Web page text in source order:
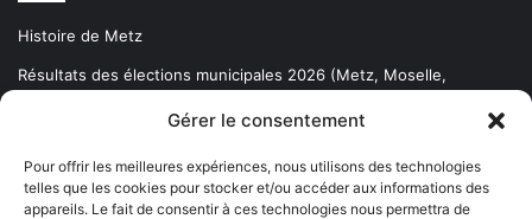
Gérer le consentement
Pour offrir les meilleures expériences, nous utilisons des technologies
telles que les cookies pour stocker et/ou accéder aux informations des
appareils. Le fait de consentir à ces technologies nous permettra de
Histoire de Metz
Résultats des élections municipales 2026 (Metz, Moselle,
Newsletter gratuite